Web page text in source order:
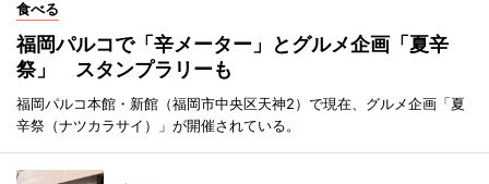
食べる
福岡パルコで「辛メーター」とグルメ企画「夏辛
祭」 スタンプラリーも
福岡パルコ本館・新館（福岡市中央区天神2）で現在、グルメ企画「夏
辛祭（ナツカラサイ）」が開催されている。